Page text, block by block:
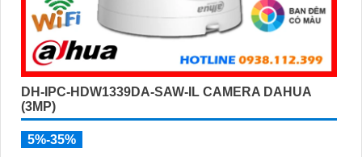
DH-IPC-HDW1339DA-SAW-IL CAMERA DAHUA
(3MP)
5%-35%